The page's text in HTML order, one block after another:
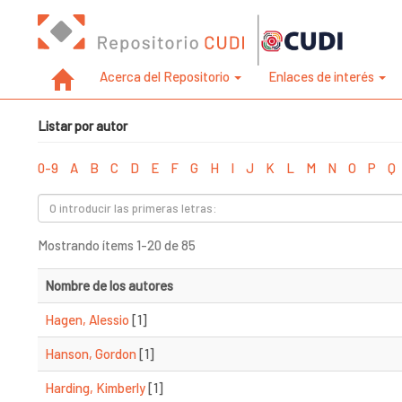
Acerca del Repositorio Enlaces de interés
Listar por autor
0-9 A B C D E F G H I J K L M N O P Q
Mostrando ítems 1-20 de 85
Nombre de los autores
Hagen, Alessio [1]
Hanson, Gordon[1]
Harding, Kimberly[1]